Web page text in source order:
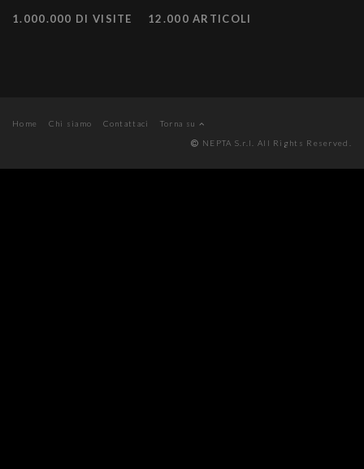
1.000.000 DI VISITE 12.000 ARTICOLI
Home Chi siamo Contattaci
Torna su
NEPTA S.r.l. All Rights Reserved.